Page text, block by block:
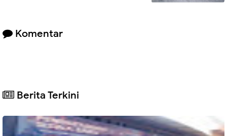
Komentar
Berita Terkini